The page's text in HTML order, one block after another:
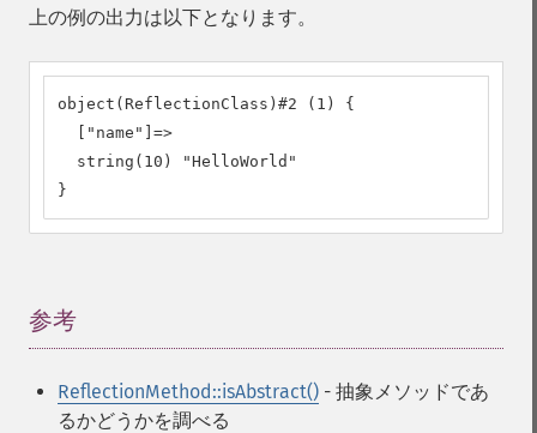
上の例の出力は以下となります。
object(ReflectionClass)#2 (1) {
  ["name"]=>
  string(10) "HelloWorld"
}
参考
ReflectionMethod::isAbstract() - 抽象メソッドであ
るかどうかを調べる